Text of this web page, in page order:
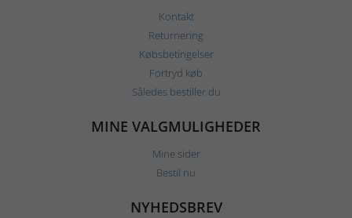
Kontakt
Returnering
Købsbetingelser
Fortryd køb
Således bestiller du
MINE VALGMULIGHEDER
Mine sider
Bestil nu
NYHEDSBREV